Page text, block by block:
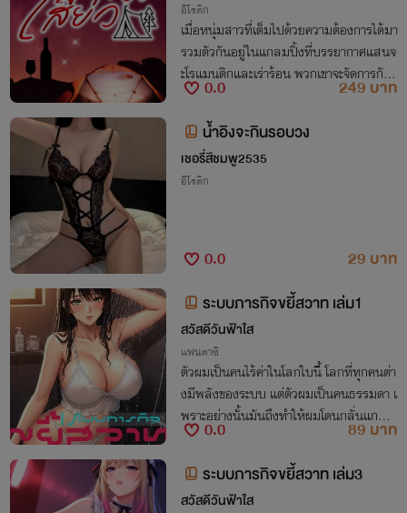
อีโรติก
เมื่อหนุ่มสาวที่เต็มไปด้วยความต้องการได้มา
รวมตัวกันอยู่ในแกลมปิ้งที่บรรยากาศแสนจ
ะโรแมนติกและเร่าร้อน พวกเขาจะจัดการกับไ
ฟแห่งความร่านร้อนของตนเองออกมาในรูป
แบบใดกันบ้าง... มาร่วมติดตามไปพร้อม ๆ
กันนะคะ
0.0
249 บาท
น้ำอิงจะกินรอบวง
เชอรี่สีชมพู2535
อีโรติก
0.0
29 บาท
ระบบภารกิจขยี้สวาท เล่ม1
สวัสดีวันฟ้าใส
แฟนตาซี
ตัวผมเป็นคนไร้ค่าในโลกใบนี้ โลกที่ทุกคนต่า
งมีพลังของระบบ แต่ตัวผมเป็นคนธรรมดา เ
พราะอย่างนั้นมันถึงทำให้ผมโดนกลั่นแกล้ง
และต้องใช้ชีวิตเยี่ยงขยะ จนมาถึงวันที่ทุกอย่
างเปลี่ยนไป เพราะระบบของผมเหนือทุกคน
0.0
89 บาท
ระบบภารกิจขยี้สวาท เล่ม3
สวัสดีวันฟ้าใส